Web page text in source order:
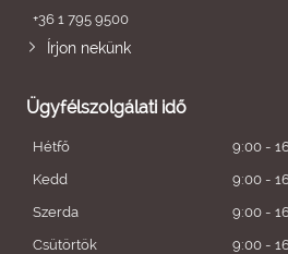
+36 1 795 9500
Írjon nekünk
Ügyfélszolgálati idő
Hétfő
9:00 -
Kedd
9:00 -
Szerda
9:00 -
Csütörtök
9:00 -